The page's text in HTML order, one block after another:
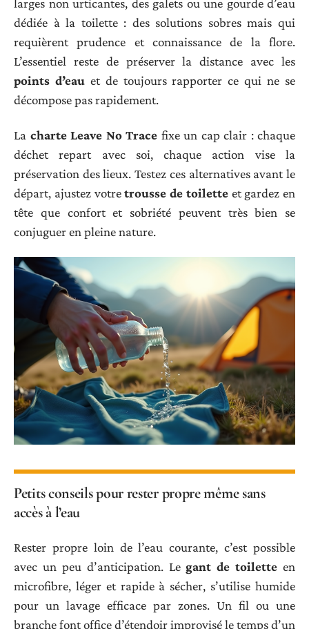
larges non urticantes, des galets ou une gourde d’eau
dédiée à la toilette : des solutions sobres mais qui
requièrent prudence et connaissance de la flore.
L’essentiel reste de préserver la distance avec les
points d’eauet de toujours rapporter ce qui ne se
décompose pas rapidement.
La charte Leave No Trace fixe un cap clair : chaque
déchet repart avec soi, chaque action vise la
préservation des lieux. Testez ces alternatives avant le
départ, ajustez votretrousse de toiletteet gardez en
tête que confort et sobriété peuvent très bien se
conjuguer en pleine nature.
Petits conseils pour rester propre même sans
accès à l’eau
Rester propre loin de l’eau courante, c’est possible
avec un peu d’anticipation. Legant de toilette en
microfibre, léger et rapide à sécher, s’utilise humide
pour un lavage efficace par zones. Un fil ou une
branche font office d’étendoir improvisé le temps d’un